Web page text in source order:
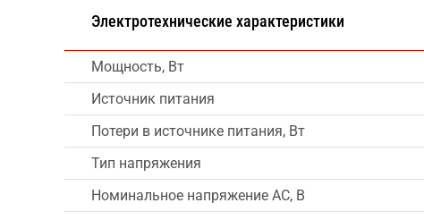
Электротехнические характеристики
Мощность, Вт
Источник питания
Потери в источнике питания, Вт
Тип напряжения
Номинальное напряжение AC, В